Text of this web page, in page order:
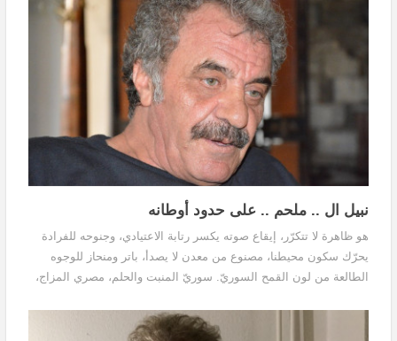
نبيل ال .. ملحم .. على حدود أوطانه
هو ظاهرة لا تتكرّر، إيقاع صوته يكسر رتابة الاعتيادي، وجنوحه للفرادة
يحرّك سكون محيطنا، مصنوع من معدن لا يصدأ، باتر ومنحاز للوجوه
الطالعة من لون القمح السوريّ. سوريّ المنبت والحلم، مصري المزاج،